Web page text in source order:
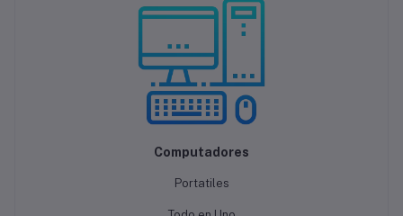
Computadores
Portatiles